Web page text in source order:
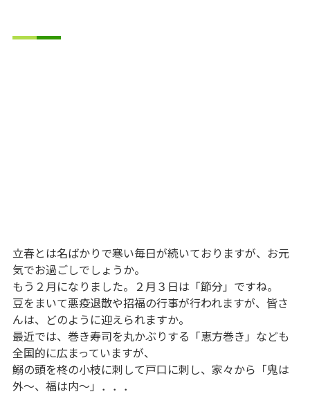
立春とは名ばかりで寒い毎日が続いておりますが、お元
気でお過ごしでしょうか。
もう２月になりました。２月３日は「節分」ですね。
豆をまいて悪疫退散や招福の行事が行われますが、皆さ
んは、どのように迎えられますか。
最近では、巻き寿司を丸かぶりする「恵方巻き」なども
全国的に広まっていますが、
鰯の頭を柊の小枝に刺して戸口に刺し、家々から「鬼は
外～、福は内～」．．．